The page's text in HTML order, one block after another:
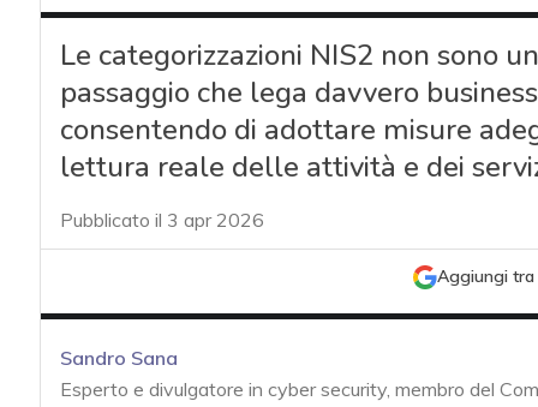
Le categorizzazioni NIS2 non sono
passaggio che lega davvero
consentendo di adottare misure
lettura reale delle attività e dei
Pubblicato il 3 apr 2026
Aggiungi tra
Sandro Sana
Esperto e divulgatore in cyber security, membro del